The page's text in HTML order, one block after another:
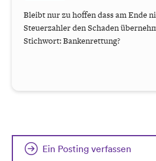
Bleibt nur zu hoffen dass am Ende
Steuerzahler den Schaden
Stichwort: Bankenrettung?
Ein Posting verfassen